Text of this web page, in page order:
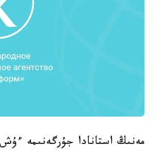
مەنىڭ استانادا جۇرگەنىمە